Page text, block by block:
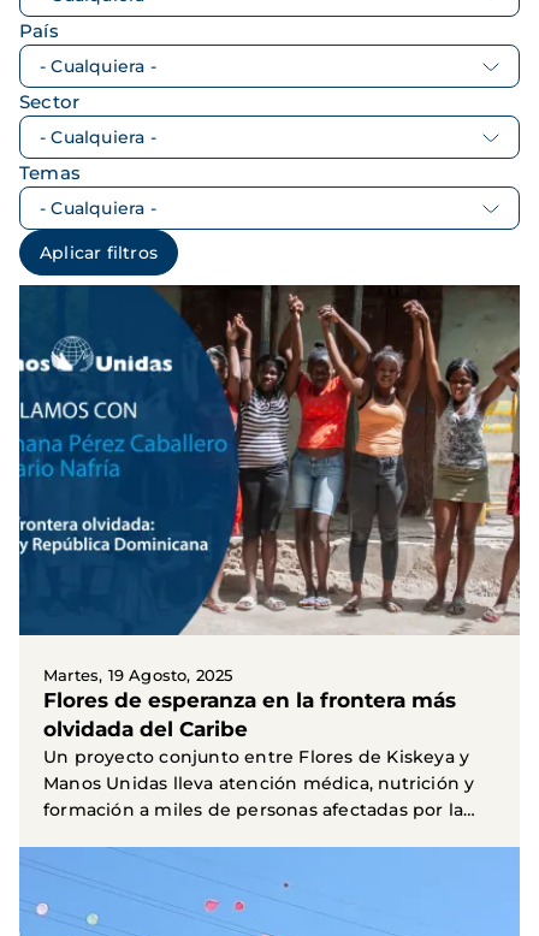
País
Sector
Temas
Martes, 19 Agosto, 2025
Flores de esperanza en la frontera más
olvidada del Caribe
Un proyecto conjunto entre Flores de Kiskeya y
Manos Unidas lleva atención médica, nutrición y
formación a miles de personas afectadas por la